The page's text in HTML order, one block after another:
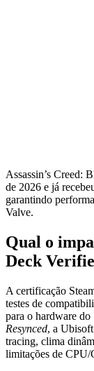
Assassin’s Creed:
de 2026 e já
garantindo
Valve.
Qual o
Deck
A certificação
testes de
para o hardware do
Resynced, a
tracing, clima
limitações de